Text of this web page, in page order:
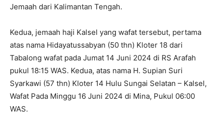
Jemaah dari Kalimantan Tengah.
Kedua, jemaah haji Kalsel yang wafat tersebut, pertama
atas nama Hidayatussabyan (50 thn) Kloter 18 dari
Tabalong wafat pada Jumat 14 Juni 2024 di RS Arafah
pukul 18:15 WAS. Kedua, atas nama H. Supian Suri
Syarkawi (57 thn) Kloter 14 Hulu Sungai Selatan – Kalsel,
Wafat Pada Minggu 16 Juni 2024 di Mina, Pukul 06:00
WAS.